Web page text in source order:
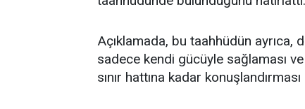
Açıklamada, bu taahhüdün
sadece kendi gücüyle sağlaması
sınır hattına kadar